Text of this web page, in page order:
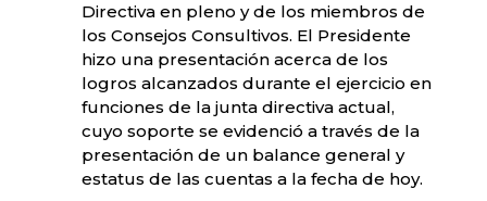
Directiva en pleno y de los miembros de
los Consejos Consultivos. El Presidente
hizo una presentación acerca de los
logros alcanzados durante el ejercicio en
funciones de la junta directiva actual,
cuyo soporte se evidenció a través de la
presentación de un balance general y
estatus de las cuentas a la fecha de hoy.